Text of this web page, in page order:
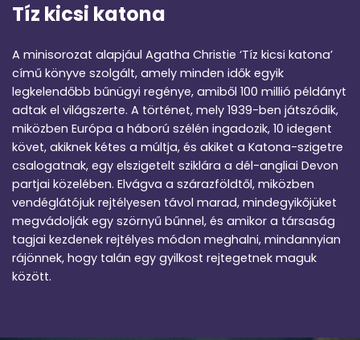
Tíz kicsi katona
A minisorozat alapjául Agatha Christie ‘Tíz kicsi katona’
című könyve szolgált, amely minden idők egyik
legkelendőbb bűnügyi regénye, amiből 100 millió példányt
adtak el világszerte. A történet, mely 1939-ben játszódik,
miközben Európa a háború szélén ingadozik, 10 idegent
követ, akiknek kétes a múltja, és akiket a Katona-szigetre
csalogatnak, egy elszigetelt sziklára a dél-angliai Devon
partjai közelében. Elvágva a szárazföldtől, miközben
vendéglátójuk rejtélyesen távol marad, mindegyikőjüket
megvádolják egy szörnyű bűnnel, és amikor a társaság
tagjai kezdenek rejtélyes módon meghalni, mindannyian
rájönnek, hogy talán egy gyilkost rejtegetnek maguk
között.